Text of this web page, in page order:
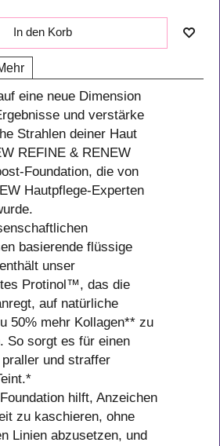
In den Korb
eine neue Dimension
und verstärke
Strahlen deiner Haut
REFINE & RENEW
Foundation, die von
Hautpflege-Experten
basierende flüssige
unser
Protinol™, das die
auf natürliche
50% mehr Kollagen** zu
So sorgt es für einen
und straffer
hilft, Anzeichen
zu kaschieren, ohne
Linien abzusetzen, und